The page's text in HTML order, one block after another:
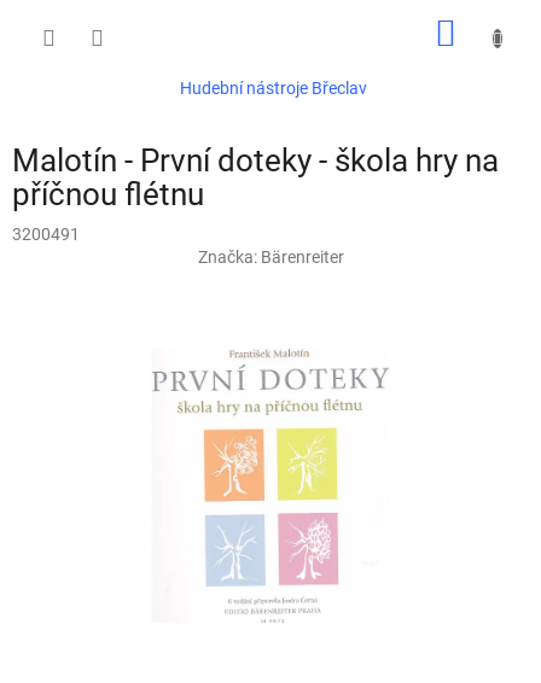
Hudební nástroje Břeclav
Malotín - První doteky - škola hry na
příčnou flétnu
3200491
Značka: Bärenreiter